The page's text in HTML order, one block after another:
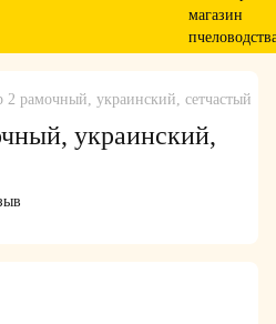
2 рамочный, украинский, сетчастый
украинский,